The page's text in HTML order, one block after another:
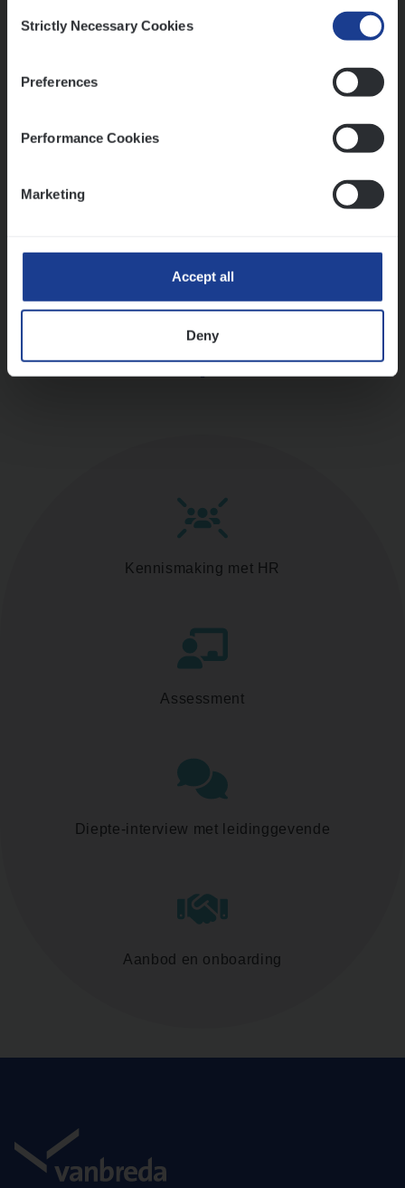
Selection
Strictly Necessary Cookies
Preferences
Performance Cookies
Marketing
Accept all
Deny
Vorige Volgende
Mathias houdt van diepgaande dossiers én droge
Thalia zoekt graag oplossingen, in games én op het
Ons sollicitatieproces
Kennismaking met HR
Assessment
Diepte-interview met leidinggevende
Aanbod en onboarding